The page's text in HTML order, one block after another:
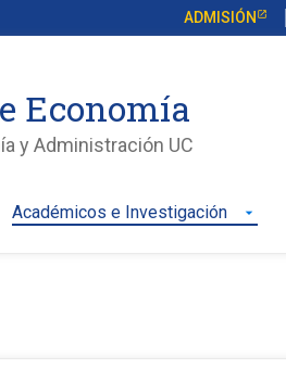
ADMISIÓN
Economía
y Administración UC
Académicos e Investigación arrow_drop_down